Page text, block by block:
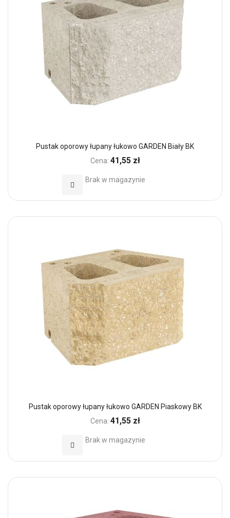
Pustak oporowy łupany łukowo GARDEN Biały BK
Cena: 41,55 zł
Brak w magazynie
Dodaj do Ulubionych
Pustak oporowy łupany łukowo GARDEN Piaskowy BK
Cena: 41,55 zł
Brak w magazynie
Dodaj do Ulubionych